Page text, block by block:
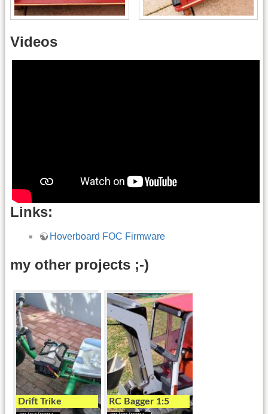
Videos
Links:
Hoverboard FOC Firmware
my other projects ;-)
Drift Trike RC Bagger 1:5